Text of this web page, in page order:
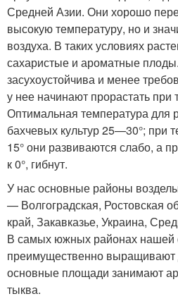
Средней Азии. Они хорошо
высокую температуру, но и
воздуха. В таких условиях
сахаристые и ароматные
засухоустойчива и менее
у нее начинают прорастать
Оптимальная температура для
бахчевых культур 25—30°; при
15° они развиваются слабо, а
к 0°, гибнут.
У нас основные районы
— Волгоградская, Ростовская
край, Закавказье, Украина,
В самых южных районах нашей
преимущественно
основные площади занимают
тыква.